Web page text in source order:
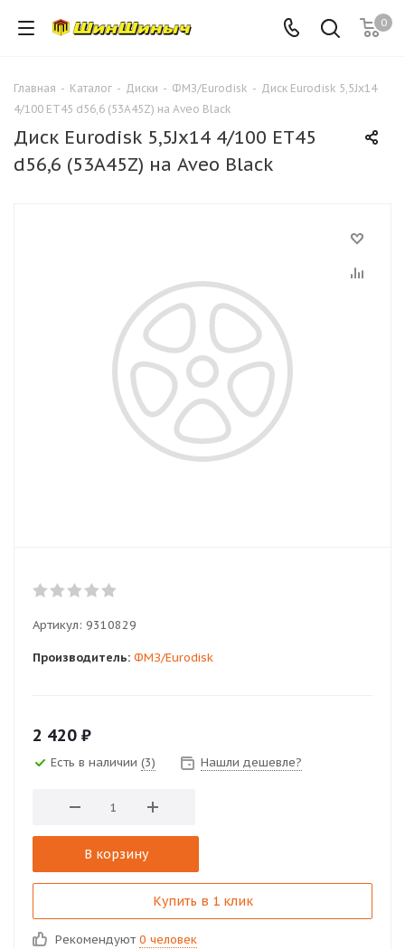
0
Главная - Каталог - Диски - ФМЗ/Eurodisk - Диск Eurodisk 5,5Jx14
4/100 ET45 d56,6 (53A45Z) на Aveo Black
Диск Eurodisk 5,5Jx14 4/100 ET45
d56,6 (53A45Z) на Aveo Black
Артикул: 9310829
Производитель: ФМЗ/Eurodisk
2 420 ₽
Есть в наличии (3) Нашли дешевле?
В корзину
Купить в 1 клик
Рекомендуют 0 человек